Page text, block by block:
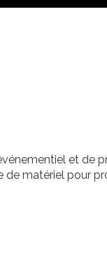
et de
de matériel pour